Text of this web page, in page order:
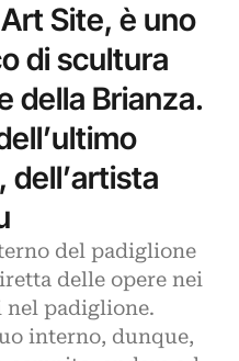
Site, è uno
di scultura
della Brianza.
del padiglione
delle opere nei
padiglione.
interno, dunque,